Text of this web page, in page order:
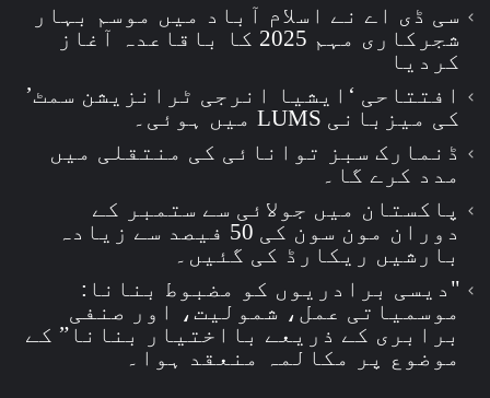
سی ڈی اے نے اسلام آباد میں موسم بہار
شجرکاری مہم 2025 کا باقاعدہ آغاز
کردیا
افتتاحی ‘ایشیا انرجی ٹرانزیشن سمٹ’
کی میزبانی LUMS میں ہوئی۔
ڈنمارک سبز توانائی کی منتقلی میں
مدد کرے گا۔
پاکستان میں جولائی سے ستمبر کے
دوران مون سون کی 50 فیصد سے زیادہ
بارشیں ریکارڈ کی گئیں۔
"دیسی برادریوں کو مضبوط بنانا:
موسمیاتی عمل، شمولیت، اور صنفی
برابری کے ذریعے بااختیار بنانا” کے
موضوع پر مکالمہ منعقد ہوا۔